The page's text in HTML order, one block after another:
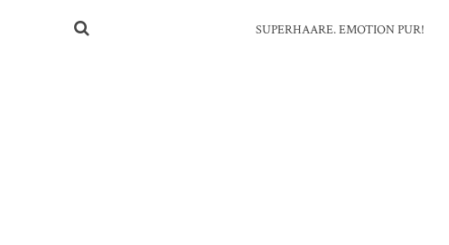
SUPERHAARE. EMOTION PUR!